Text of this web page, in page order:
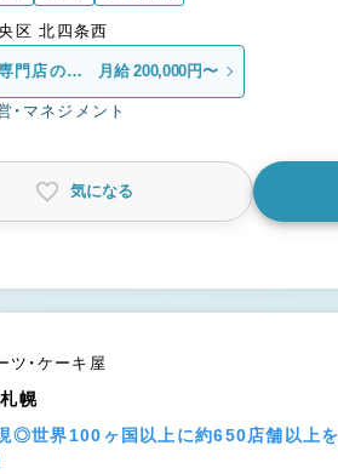
北海道 札幌市中央区 北四条西
門店の販
月給 200,000円〜
・マネジメント
気になる
ツ・ケーキ屋
幌
◎世界100ヶ国以上に約650店舗以上